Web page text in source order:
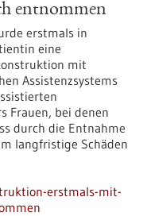
entnommen
erstmals in
eine
mit
Assistenzsystems
Frauen, bei denen
durch die Entnahme
langfristige Schäden
erstmals-mit-